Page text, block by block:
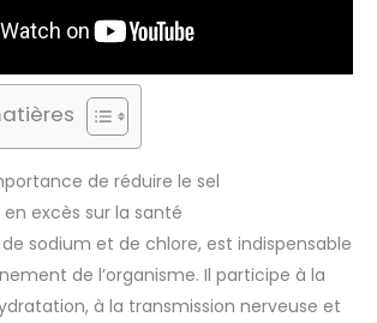
de réduire le sel
excès sur la santé
sodium et de chlore, est indispensable
de l’organisme. Il participe à la
à la transmission nerveuse et